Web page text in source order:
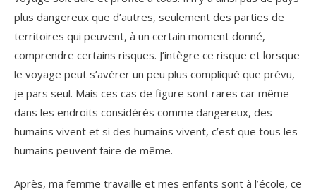
plus dangereux que d’autres, seulement des parties de
territoires qui peuvent, à un certain moment donné,
comprendre certains risques. J’intègre ce risque et lorsque
le voyage peut s’avérer un peu plus compliqué que prévu,
je pars seul. Mais ces cas de figure sont rares car même
dans les endroits considérés comme dangereux, des
humains vivent et si des humains vivent, c’est que tous les
humains peuvent faire de même.
Après, ma femme travaille et mes enfants sont à l’école, ce